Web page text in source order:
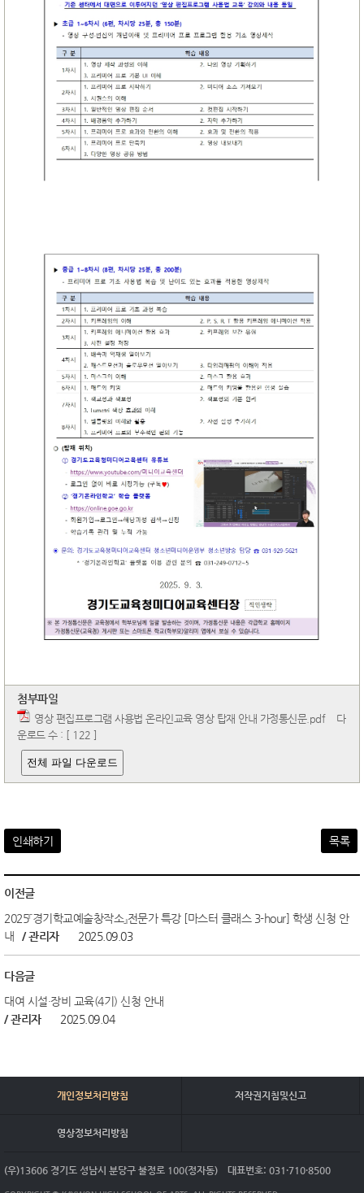
첨부파일
영상 편집프로그램 사용법 온라인교육 영상 탑재 안내 가정통신문.pdf다
운로드 수 : [ 122 ]
전체 파일 다운로드
인쇄하기 목록
이전글
2025『경기학교예술창작소』전문가 특강 [마스터 클래스 3-hour] 학생 신청 안
내
/ 관리자 2025.09.03
다음글
대여 시설·장비 교육(4기) 신청 안내
/ 관리자
2025.09.04
개인정보처리방침 저작권지침및신고
영상정보처리방침
(우)13606 경기도 성남시 분당구 불정로 100(정자동) 대표번호: 031·710·8500